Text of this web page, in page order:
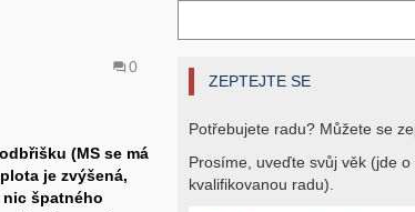
0
(MS se má
je zvýšená,
nic špatného
ZEPTEJTE SE
Potřebujete radu? Můžete se
Prosíme, uveďte svůj věk (jde
kvalifikovanou radu).